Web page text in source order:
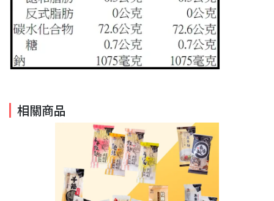
相關商品